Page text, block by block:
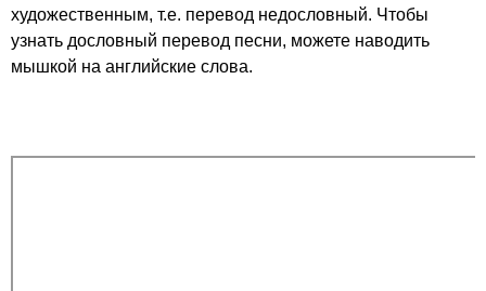
художественным, т.е. перевод недословный. Чтобы
узнать дословный перевод песни, можете наводить
мышкой на английские слова.